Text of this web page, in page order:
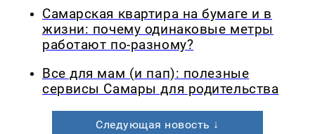
Самарская квартира на бумаге и в
жизни: почему одинаковые метры
работают по-разному?
Все для мам (и пап): полезные
сервисы Самары для родительства
Следующая новость ↓